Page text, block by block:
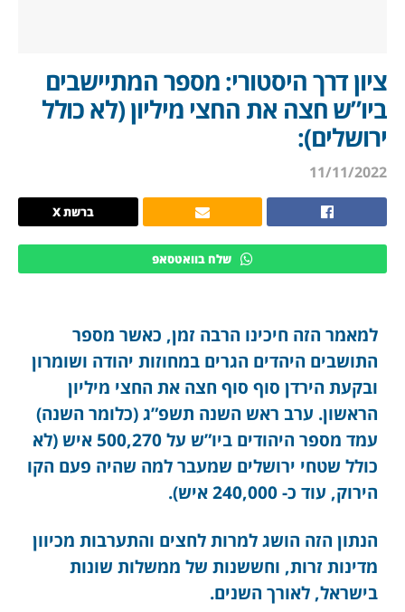
ציון דרך היסטורי: מספר המתיישבים
ביו”ש חצה את החצי מיליון (לא כולל
ירושלים):
11/11/2022
ברשת X
שלח בוואטסאפ
למאמר הזה חיכינו הרבה זמן, כאשר מספר
התושבים היהדים הגרים במחוזות יהודה ושומרון
ובקעת הירדן סוף סוף חצה את החצי מיליון
הראשון. ערב ראש השנה תשפ”ג (כלומר השנה)
עמד מספר היהודים ביו”ש על 500,270 איש (לא
כולל שטחי ירושלים שמעבר למה שהיה פעם הקו
הירוק, עוד כ- 240,000 איש).
הנתון הזה הושג למרות לחצים והתערבות מכיוון
מדינות זרות, וחששנות של ממשלות שונות
בישראל, לאורך השנים.